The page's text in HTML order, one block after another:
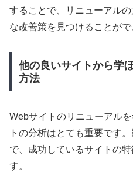
することで、リニューアル
な改善策を見つけることがで
他の良いサイトから学
方法
Webサイトのリニューアル
トの分析はとても重要です
で、成功しているサイトの
す。